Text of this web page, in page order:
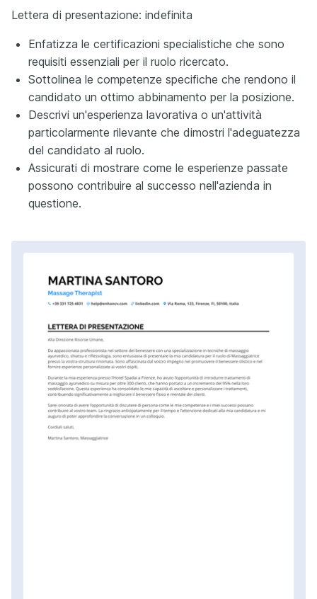
Lettera di presentazione: indefinita
Enfatizza le certificazioni specialistiche che sono
requisiti essenziali per il ruolo ricercato.
Sottolinea le competenze specifiche che rendono il
candidato un ottimo abbinamento per la posizione.
Descrivi un'esperienza lavorativa o un'attività
particolarmente rilevante che dimostri l'adeguatezza
del candidato al ruolo.
Assicurati di mostrare come le esperienze passate
possono contribuire al successo nell'azienda in
questione.